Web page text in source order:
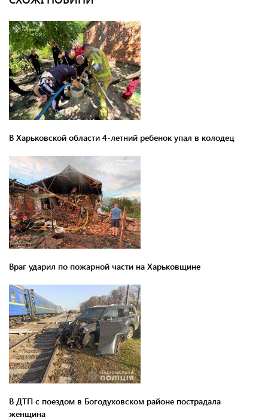
В Харьковской области 4-летний ребенок упал в колодец
Враг ударил по пожарной части на Харьковщине
В ДТП с поездом в Богодуховском районе пострадала
женщина